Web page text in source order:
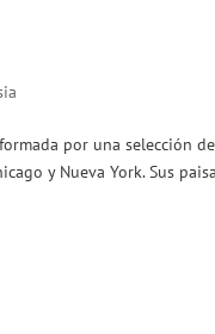
por una selección
y Nueva York. Sus